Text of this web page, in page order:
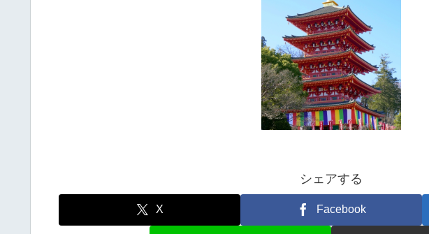
シェアする
X Facebook